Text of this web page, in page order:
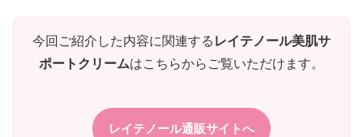
今回ご紹介した内容に関連する レイテノール美肌サ
ポートクリームはこちらからご覧いただけます。
レイテノール通販サイトへ